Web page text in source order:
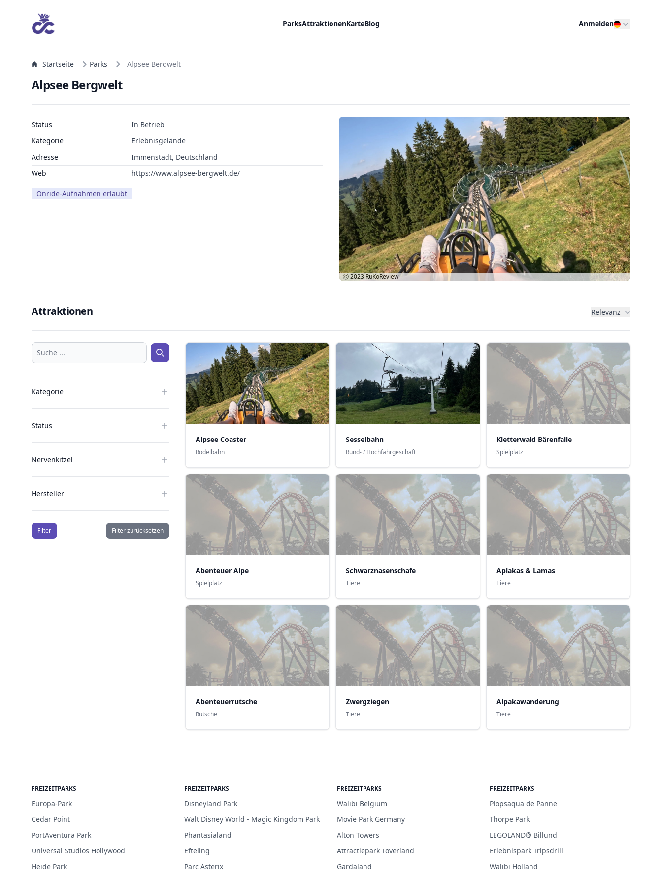
ParksAttraktionenKarteBlog Anmelden
Startseite Parks Alpsee Bergwelt
Alpsee Bergwelt
Status
In Betrieb
Kategorie
Erlebnisgelände
Adresse
Immenstadt, Deutschland
Web
https://www.alpsee-bergwelt.de/
Onride-Aufnahmen erlaubt
Ⓒ 2023 RuKoReview
Attraktionen Relevanz
Suche ... Suche ...
Kategorie
Status
Nervenkitzel
Hersteller
Filter Filter zurücksetzen
Alpsee Coaster
Rodelbahn
Sesselbahn
Rund- / Hochfahrgeschäft
Kletterwald Bärenfalle
Spielplatz
Abenteuer Alpe
Spielplatz
Schwarznasenschafe
Tiere
Aplakas & Lamas
Tiere
Abenteuerrutsche
Rutsche
Zwergziegen
Tiere
Alpakawanderung
Tiere
FREIZEITPARKS
Europa-Park
Cedar Point
PortAventura Park
Universal Studios Hollywood
Heide Park
FREIZEITPARKS
Disneyland Park
Walt Disney World - Magic Kingdom Park
Phantasialand
Efteling
Parc Asterix
FREIZEITPARKS
Walibi Belgium
Movie Park Germany
Alton Towers
Attractiepark Toverland
Gardaland
FREIZEITPARKS
Plopsaqua de Panne
Thorpe Park
LEGOLAND® Billund
Erlebnispark Tripsdrill
Walibi Holland